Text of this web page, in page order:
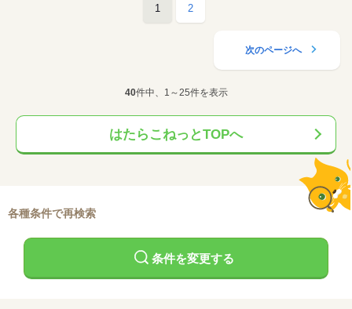
1 2
次のページへ
40件中、1～25件を表示
はたらこねっとTOPへ
各種条件で再検索
条件を変更する